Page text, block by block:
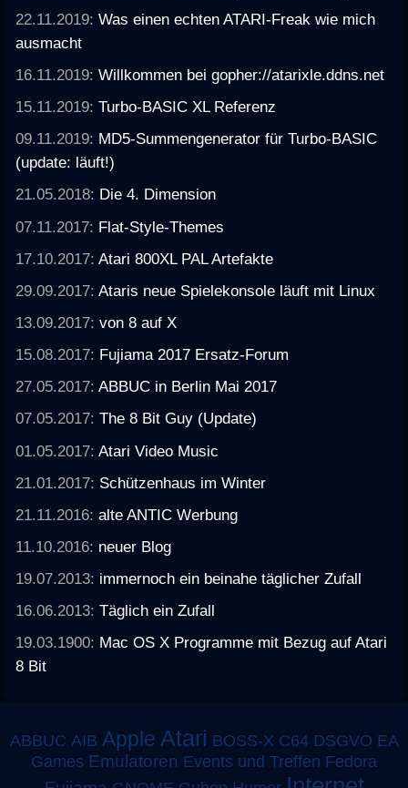
22.11.2019:Was einen echten ATARI-Freak wie mich
ausmacht
16.11.2019:Willkommen bei gopher://atarixle.ddns.net
15.11.2019:Turbo-BASIC XL Referenz
09.11.2019: MD5-Summengenerator für Turbo-BASIC
(update: läuft!)
21.05.2018: Die 4. Dimension
07.11.2017: Flat-Style-Themes
17.10.2017:Atari 800XL PAL Artefakte
29.09.2017:Ataris neue Spielekonsole läuft mit Linux
13.09.2017:von 8 auf X
15.08.2017: Fujiama 2017 Ersatz-Forum
27.05.2017:ABBUC in Berlin Mai 2017
07.05.2017:The 8 Bit Guy (Update)
01.05.2017:Atari Video Music
21.01.2017: Schützenhaus im Winter
21.11.2016:alte ANTIC Werbung
11.10.2016: neuer Blog
19.07.2013: immernoch ein beinahe täglicher Zufall
16.06.2013:Täglich ein Zufall
19.03.1900: Mac OS X Programme mit Bezug auf Atari
8 Bit
ABBUC AIB Apple Atari BOSS-X C64 DSGVO EA
Games Emulatoren Events und Treffen Fedora